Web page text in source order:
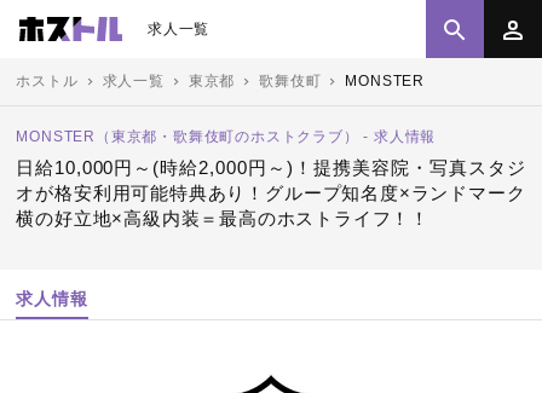
求人一覧
ホストル 求人一覧 東京都 歌舞伎町 MONSTER
MONSTER（東京都・歌舞伎町のホストクラブ） - 求人情報
日給10,000円～(時給2,000円～)！提携美容院・写真スタジ
オが格安利用可能特典あり！グループ知名度×ランドマーク
横の好立地×高級内装＝最高のホストライフ！！
求人情報